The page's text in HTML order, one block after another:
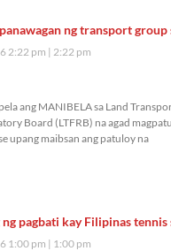
ng transport group
2:22 pm 2:22 pm
ang MANIBELA sa Land
Board (LTFRB) na agad
upang maibsan ang patuloy na
ng pagbati kay Filipinas
1:00 pm 1:00 pm